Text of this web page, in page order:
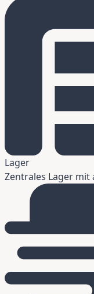
Lager
Zentrales Lager mit